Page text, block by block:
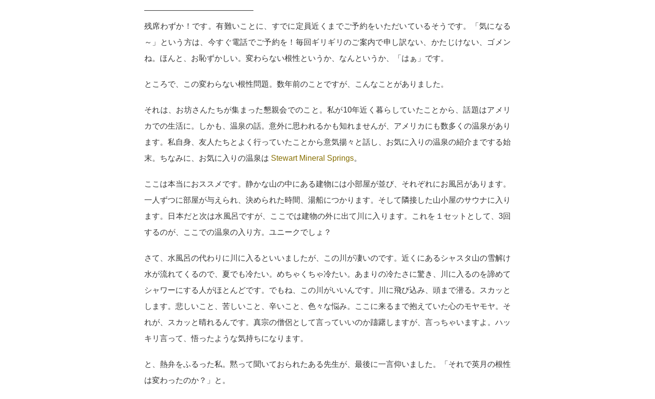
——————————————
残席わずか！です。有難いことに、すでに定員近くまでご予約をいただいているそうです。「気になる
～」という方は、今すぐ電話でご予約を！毎回ギリギリのご案内で申し訳ない、かたじけない、ゴメン
ね。ほんと、お恥ずかしい。変わらない根性というか、なんというか、「はぁ」です。
ところで、この変わらない根性問題。数年前のことですが、こんなことがありました。
それは、お坊さんたちが集まった懇親会でのこと。私が10年近く暮らしていたことから、話題はアメリ
カでの生活に。しかも、温泉の話。意外に思われるかも知れませんが、アメリカにも数多くの温泉があり
ます。私自身、友人たちとよく行っていたことから意気揚々と話し、お気に入りの温泉の紹介までする始
末。ちなみに、お気に入りの温泉は Stewart Mineral Springs。
ここは本当におススメです。静かな山の中にある建物には小部屋が並び、それぞれにお風呂があります。
一人ずつに部屋が与えられ、決められた時間、湯船につかります。そして隣接した山小屋のサウナに入り
ます。日本だと次は水風呂ですが、ここでは建物の外に出て川に入ります。これを１セットとして、3回
するのが、ここでの温泉の入り方。ユニークでしょ？
さて、水風呂の代わりに川に入るといいましたが、この川が凄いのです。近くにあるシャスタ山の雪解け
水が流れてくるので、夏でも冷たい。めちゃくちゃ冷たい。あまりの冷たさに驚き、川に入るのを諦めて
シャワーにする人がほとんどです。でもね、この川がいいんです。川に飛び込み、頭まで潜る。スカッと
します。悲しいこと、苦しいこと、辛いこと、色々な悩み。ここに来るまで抱えていた心のモヤモヤ。そ
れが、スカッと晴れるんです。真宗の僧侶として言っていいのか躊躇しますが、言っちゃいますよ。ハッ
キリ言って、悟ったような気持ちになります。
と、熱弁をふるった私。黙って聞いておられたある先生が、最後に一言仰いました。「それで英月の根性
は変わったのか？」と。